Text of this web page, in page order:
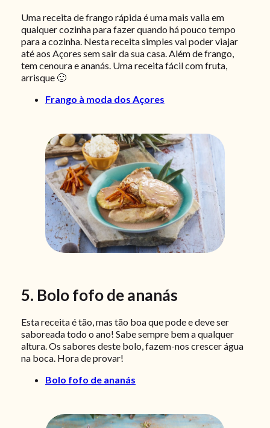
Uma receita de frango rápida é uma mais valia em
qualquer cozinha para fazer quando há pouco tempo
para a cozinha. Nesta receita simples vai poder viajar
até aos Açores sem sair da sua casa. Além de frango,
tem cenoura e ananás. Uma receita fácil com fruta,
arrisque 🙂
Frango à moda dos Açores
5. Bolo fofo de ananás
Esta receita é tão, mas tão boa que pode e deve ser
saboreada todo o ano! Sabe sempre bem a qualquer
altura. Os sabores deste bolo, fazem-nos crescer água
na boca. Hora de provar!
Bolo fofo de ananás